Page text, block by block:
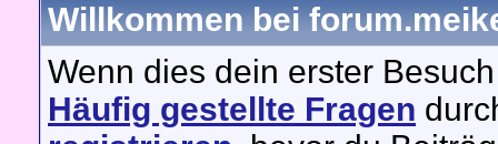
Willkommen bei
Wenn dies dein erster
Häufig gestellte Fragen